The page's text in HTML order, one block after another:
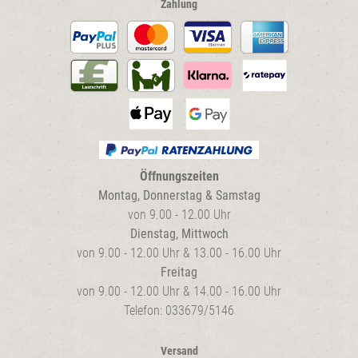
Zahlung
Öffnungszeiten
Montag, Donnerstag & Samstag
von 9.00 - 12.00 Uhr
Dienstag, Mittwoch
von 9.00 - 12.00 Uhr & 13.00 - 16.00 Uhr
Freitag
von 9.00 - 12.00 Uhr & 14.00 - 16.00 Uhr
Telefon: 033679/5146
Versand